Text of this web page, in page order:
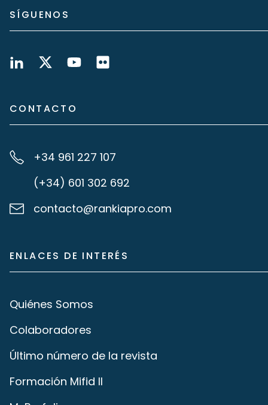
SÍGUENOS
CONTACTO
+34 961 227 107
(+34) 601 302 692
contacto@rankiapro.com
ENLACES DE INTERÉS
Quiénes Somos
Colaboradores
Último número de la revista
Formación Mifid II